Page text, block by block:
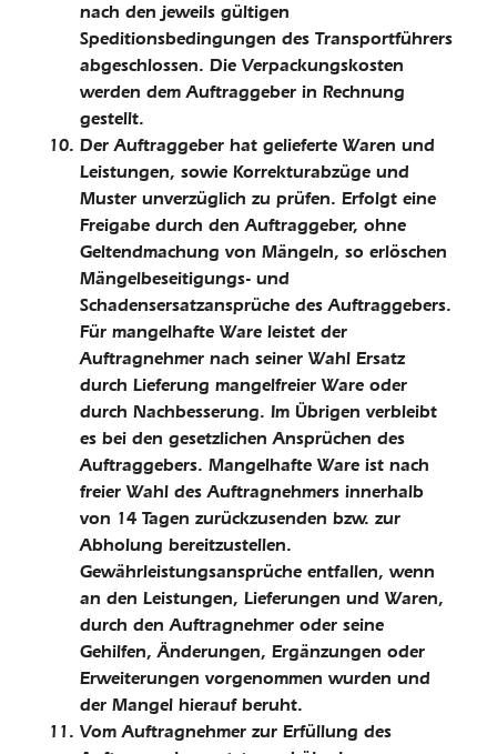
nach den jeweils gültigen
Speditionsbedingungen des Transportführers
abgeschlossen. Die Verpackungskosten
werden dem Auftraggeber in Rechnung
gestellt.
Der Auftraggeber hat gelieferte Waren und
Leistungen, sowie Korrekturabzüge und
Muster unverzüglich zu prüfen. Erfolgt eine
Freigabe durch den Auftraggeber, ohne
Geltendmachung von Mängeln, so erlöschen
Mängelbeseitigungs- und
Schadensersatzansprüche des Auftraggebers.
Für mangelhafte Ware leistet der
Auftragnehmer nach seiner Wahl Ersatz
durch Lieferung mangelfreier Ware oder
durch Nachbesserung. Im Übrigen verbleibt
es bei den gesetzlichen Ansprüchen des
Auftrag­gebers. Mangelhafte Ware ist nach
freier Wahl des Auftragnehmers innerhalb
von 14 Tagen zurückzusenden bzw. zur
Abholung bereitzustellen.
Gewährleistungsansprüche entfallen, wenn
an den Leistungen, Lieferungen und Waren,
durch den Auftragnehmer oder seine
Gehilfen, Änderungen, Ergänzungen oder
Erweiterungen vorgenommen wurden und
der Mangel hierauf beruht.
Vom Auftragnehmer zur Erfüllung des